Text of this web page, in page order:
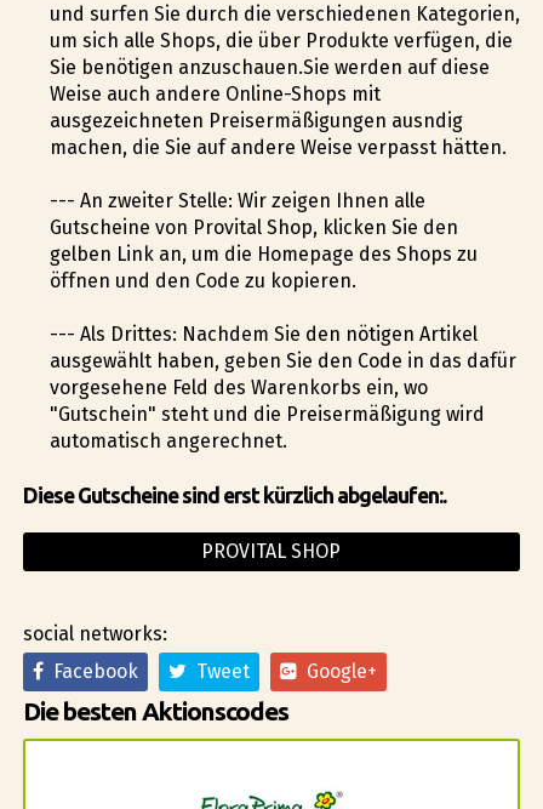
und surfen Sie durch die verschiedenen Kategorien,
um sich alle Shops, die über Produkte verfügen, die
Sie benötigen anzuschauen.Sie werden auf diese
Weise auch andere Online-Shops mit
ausgezeichneten Preisermäßigungen ausfindig
machen, die Sie auf andere Weise verpasst hätten.
--- An zweiter Stelle: Wir zeigen Ihnen alle
Gutscheine von Provital Shop, klicken Sie den
gelben Link an, um die Homepage des Shops zu
öffnen und den Code zu kopieren.
--- Als Drittes: Nachdem Sie den nötigen Artikel
ausgewählt haben, geben Sie den Code in das dafür
vorgesehene Feld des Warenkorbs ein, wo
"Gutschein" steht und die Preisermäßigung wird
automatisch angerechnet.
Diese Gutscheine sind erst kürzlich abgelaufen:.
PROVITAL SHOP
social networks:
Facebook
Tweet Google+
Die besten Aktionscodes